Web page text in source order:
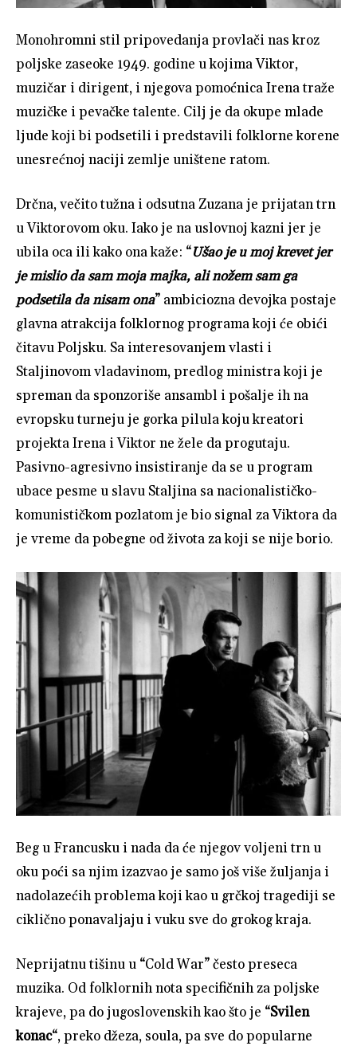
Monohromni stil pripovedanja provlači nas kroz
poljske zaseoke 1949. godine u kojima Viktor,
muzičar i dirigent, i njegova pomoćnica Irena traže
muzičke i pevačke talente. Cilj je da okupe mlade
ljude koji bi podsetili i predstavili folklorne korene
unesrećnoj naciji zemlje uništene ratom.
Drčna, večito tužna i odsutna Zuzana je prijatan trn
u Viktorovom oku. Iako je na uslovnoj kazni jer je
ubila oca ili kako ona kaže: “Ušao je u moj krevet jer
je mislio da sam moja majka, ali nožem sam ga
podsetila da nisam ona” ambiciozna devojka postaje
glavna atrakcija folklornog programa koji će obići
čitavu Poljsku. Sa interesovanjem vlasti i
Staljinovom vladavinom, predlog ministra koji je
spreman da sponzoriše ansambl i pošalje ih na
evropsku turneju je gorka pilula koju kreatori
projekta Irena i Viktor ne žele da progutaju.
Pasivno-agresivno insistiranje da se u program
ubace pesme u slavu Staljina sa nacionalističko-
komunističkom pozlatom je bio signal za Viktora da
je vreme da pobegne od života za koji se nije borio.
Beg u Francusku i nada da će njegov voljeni trn u
oku poći sa njim izazvao je samo još više žuljanja i
nadolazećih problema koji kao u grčkoj tragediji se
ciklično ponavaljaju i vuku sve do grokog kraja.
Neprijatnu tišinu u “Cold War” često preseca
muzika. Od folklornih nota specifičnih za poljske
krajeve, pa do jugoslovenskih kao što je “Svilen
konac“, preko džeza, soula, pa sve do popularne